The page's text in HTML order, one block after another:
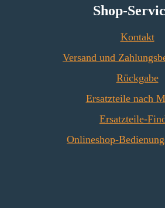
Shop-
Kontakt
Versand und
Rückgabe
Ersatzteile nach
Ersatzteile-
Onlineshop-